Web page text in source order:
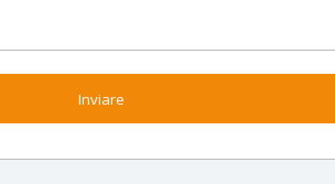
Inviare